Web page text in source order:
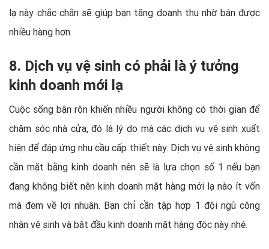
lạ này chắc chắn sẽ giúp bạn tăng doanh thu nhờ bán được
nhiều hàng hơn.
8. Dịch vụ vệ sinh có phải là ý tưởng
kinh doanh mới lạ
Cuộc sống bận rộn khiến nhiều người không có thời gian để
chăm sóc nhà cửa, đó là lý do mà các dịch vụ vệ sinh xuất
hiện để đáp ứng nhu cầu cấp thiết này. Dịch vụ vệ sinh không
cần mặt bằng kinh doanh nên sẽ là lựa chọn số 1 nếu bạn
đang không biết nên kinh doanh mặt hàng mới lạ nào ít vốn
mà đem về lợi nhuận. Bạn chỉ cần tập hợp 1 đội ngũ công
nhân vệ sinh và bắt đầu kinh doanh mặt hàng độc này nhé.